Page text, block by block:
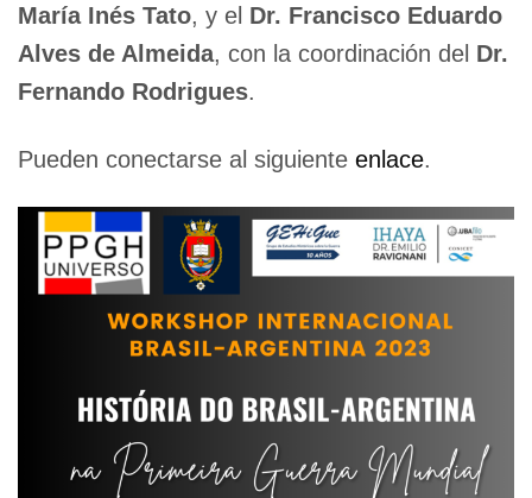
María Inés Tato, y el Dr. Francisco Eduardo
Alves de Almeida, con la coordinación del Dr.
Fernando Rodrigues.
Pueden conectarse al siguienteenlace.